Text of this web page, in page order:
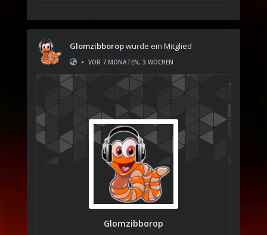
Glomzibboropwurde ein Mitglied
• VOR 7 MONATEN, 3 WOCHEN
Glomzibborop